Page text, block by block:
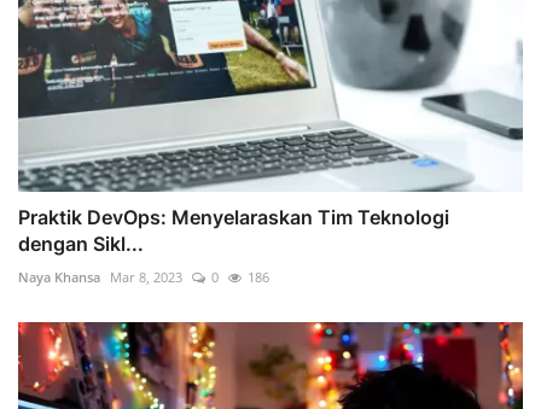
Praktik DevOps: Menyelaraskan Tim Teknologi
dengan Sikl...
Naya Khansa Mar 8, 2023 0 186